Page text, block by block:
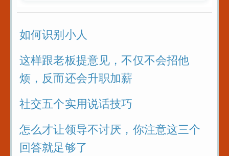
如何识别小人
这样跟老板提意见，不仅不会招他
烦，反而还会升职加薪
社交五个实用说话技巧
怎么才让领导不讨厌，你注意这三个
回答就足够了